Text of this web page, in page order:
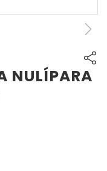
NULÍPARA